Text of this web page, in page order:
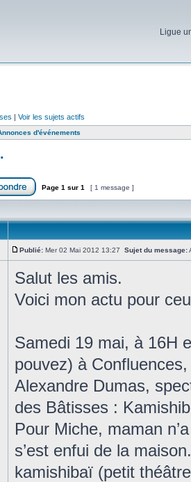
Ligue
| Voir les sujets actifs
d'événements
Page 1 sur 1 [ 1 message ]
Publié: Mer 02 Mai 2012 13:27 Sujet du message:
Salut les amis.
Voici mon actu pour
Samedi 19 mai, à 16H
pouvez) à
Alexandre Dumas,
des Bâtisses :
Pour Miche, maman
s’est enfui de la
kamishibaï (petit